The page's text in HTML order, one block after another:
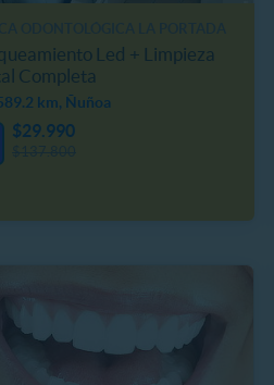
Led + Limpieza
Completa
km, Ñuñoa
$29.990